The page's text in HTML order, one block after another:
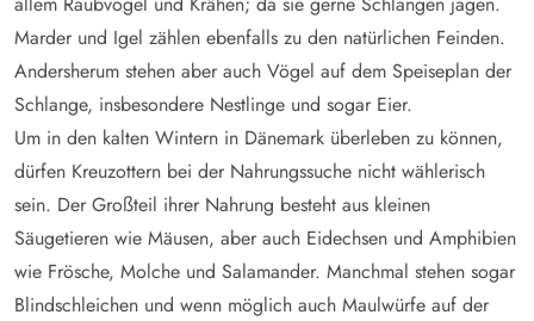
Marder und Igel zählen ebenfalls zu den natürlichen Feinden.
Andersherum stehen aber auch Vögel auf dem Speiseplan der
Schlange, insbesondere Nestlinge und sogar Eier.
Um in den kalten Wintern in Dänemark überleben zu können,
dürfen Kreuzottern bei der Nahrungssuche nicht wählerisch
sein. Der Großteil ihrer Nahrung besteht aus kleinen
Säugetieren wie Mäusen, aber auch Eidechsen und Amphibien
wie Frösche, Molche und Salamander. Manchmal stehen sogar
Blindschleichen und wenn möglich auch Maulwürfe auf der